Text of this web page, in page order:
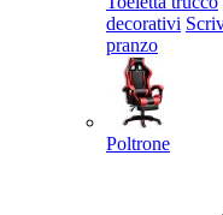
decorativi
pranzo
Poltrone